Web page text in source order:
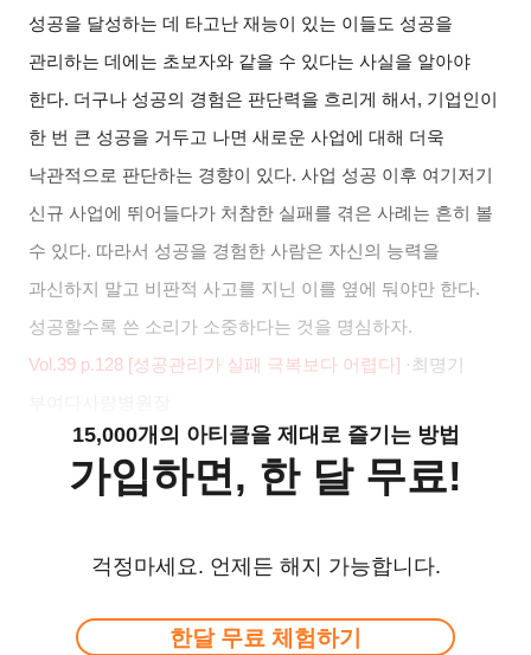
성공을 달성하는 데 타고난 재능이 있는 이들도 성공을
관리하는 데에는 초보자와 같을 수 있다는 사실을 알아야
한다. 더구나 성공의 경험은 판단력을 흐리게 해서 , 기업인이
한 번 큰 성공을 거두고 나면 새로운 사업에 대해 더욱
낙관적으로 판단하는 경향이 있다.사업 성공 이후 여기저기
신규 사업에 뛰어들다가 처참한 실패를 겪은 사례는 흔히 볼
수 있다. 따라서 성공을 경험한 사람은 자신의 능력을
과신하지 말고 비판적 사고를 지닌 이를 옆에 둬야만 한다.
성공할수록 쓴 소리가 소중하다는 것을 명심하자.
Vol.39 p.128 [성공관리가 실패 극복보다 어렵다] · 최명기
15,000개의 아티클을 제대로 즐기는 방법
가입하면, 한 달 무료!
걱정마세요. 언제든 해지 가능합니다.
한달 무료 체험하기